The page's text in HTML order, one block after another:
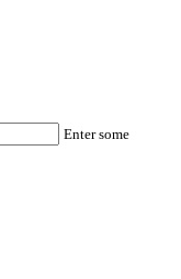
Enter some